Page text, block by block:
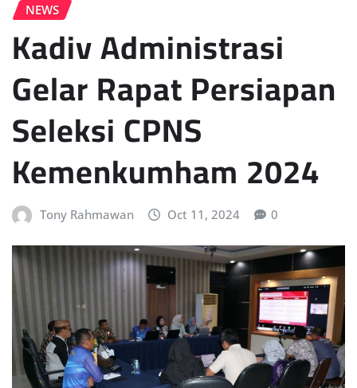
NEWS
Kadiv Administrasi
Gelar Rapat Persiapan
Seleksi CPNS
Kemenkumham 2024
Tony Rahmawan Oct 11, 2024 0